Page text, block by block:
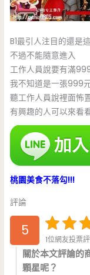
B1最引人注目的還是
不過不能隨意進入
工作人員說要有滿
我不知道是一張999
聽工作人員說裡面怖
有興趣的人可以來看
桃園美食不落勾!!!
評論
5
1位網友投票
關於本文評論的
顆星呢？